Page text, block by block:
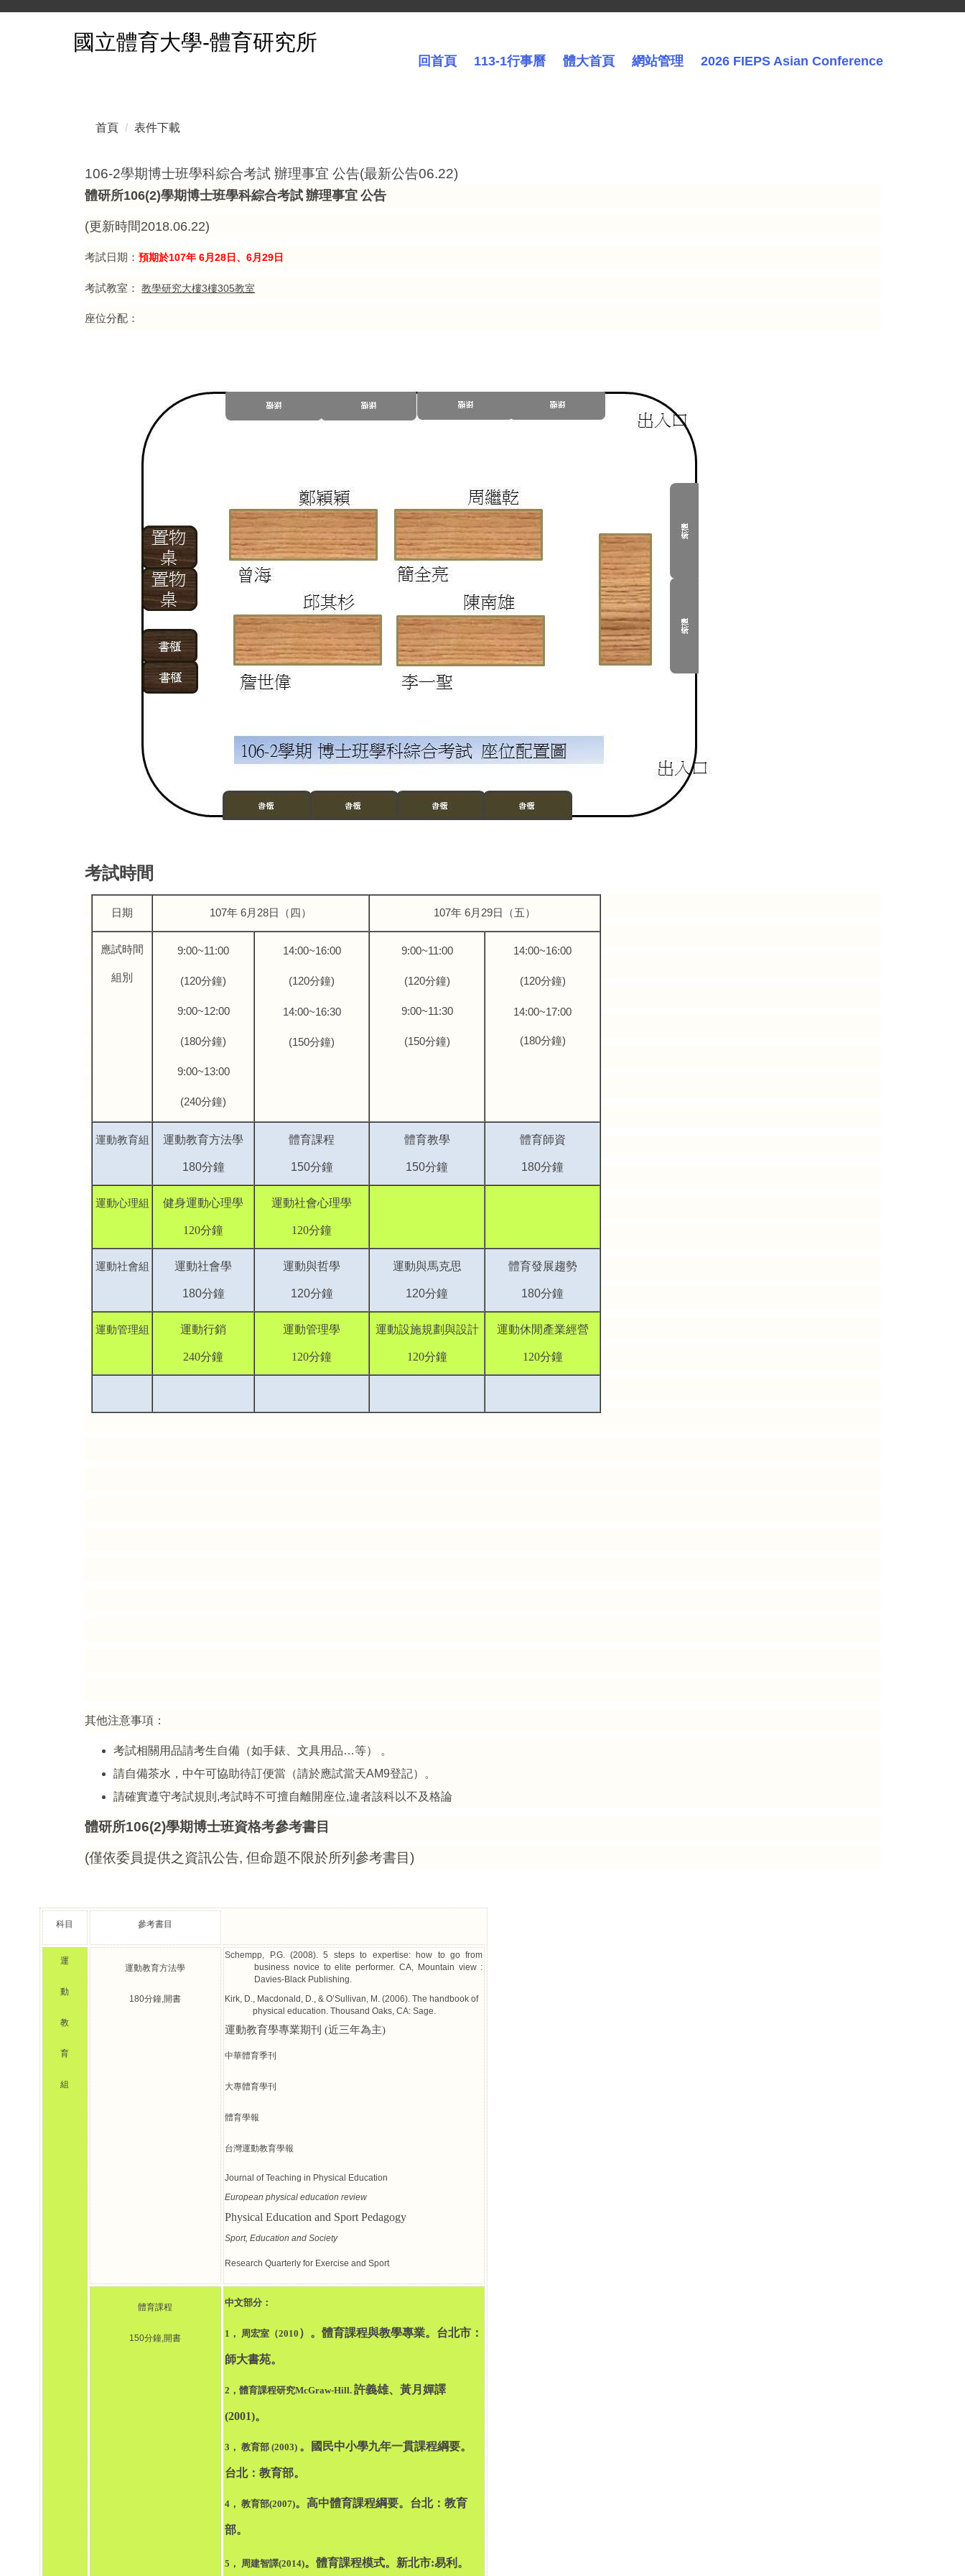
國立體育大學-體育研究所
回首頁 113-1行事曆 體大首頁 網站管理 2026 FIEPS Asian Conference
首頁 表件下載
106-2學期博士班學科綜合考試 辦理事宜 公告(最新公告06.22)
體研所106(2)學期博士班學科綜合考試 辦理事宜 公告
(更新時間2018.06.22)
考試日期： 預期於107年 6月28日、6月29日
考試教室： 教學研究大樓3樓305教室
座位分配：
考試時間
日期 107年 6月28日（四） 107年 6月29日（五）
應試時間
組別
9:00~11:00
(120分鐘)
9:00~12:00
(180分鐘)
9:00~13:00
(240分鐘)
14:00~16:00
(120分鐘)
14:00~16:30
(150分鐘)
9:00~11:00
(120分鐘)
9:00~11:30
(150分鐘)
14:00~16:00
(120分鐘)
14:00~17:00
(180分鐘)
運動教育組 運動教育方法學
180分鐘
體育課程
150分鐘
體育教學
150分鐘
體育師資
180分鐘
運動心理組 健身運動心理學
120分鐘
運動社會心理學
120分鐘
運動社會組 運動社會學
180分鐘
運動與哲學
120分鐘
運動與馬克思
120分鐘
體育發展趨勢
180分鐘
運動管理組 運動行銷
240分鐘
運動管理學
120分鐘
運動設施規劃與設計
120分鐘
運動休閒產業經營
120分鐘
其他注意事項：
考試相關用品請考生自備（如手錶、文具用品…等）
。
請自備茶水，中午可協助待訂便當（請於應試當天AM9登記）。
請確實遵守考試規則 ,考試時不可擅自離開座位,違者該科以不及格論
體研所106(2)學期博士班資格考參考書目
(僅依委員提供之資訊公告, 但命題不限於所列參考書目 )
科目 參考書目
運
動
教
育
組
運動教育方法學
180分鐘,開書
Schempp, P.G. (2008). 5 steps to expertise: how to go from
business novice to elite performer. CA, Mountain view :
Davies-Black Publishing.
Kirk, D., Macdonald, D., & O’Sullivan, M. (2006). The handbook of
physical education. Thousand Oaks, CA: Sage.
運動教育學專業期刊 (近三年為主)
中華體育季刊
大專體育學刊
體育學報
台灣運動教育學報
Journal of Teaching in Physical Education
European physical education review
Physical Education and Sport Pedagogy
Sport, Education and Society
Research Quarterly for Exercise and Sport
體育課程
150分鐘,開書
中文部分：
1 ， 周宏室（2010 ）。體育課程與教學專業。台北市：
師大書苑。
2 ，體育課程研究McGraw-Hill.許義雄、黃月嬋譯
(2001)。
3 ， 教育部 (2003) 。國民中小學九年一貫課程綱要。
台北：教育部。
4 ， 教育部(2007)。高中體育課程綱要。台北：教育
部。
5 ， 周建智譯(2014)。體育課程模式。新北市:易利。